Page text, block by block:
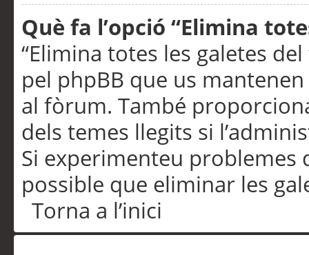
Què fa l’opció “Elimina
“Elimina totes les galetes
pel phpBB que us
al fòrum. També
dels temes llegits si
Si experimenteu problemes
possible que eliminar les
Torna a l’inici